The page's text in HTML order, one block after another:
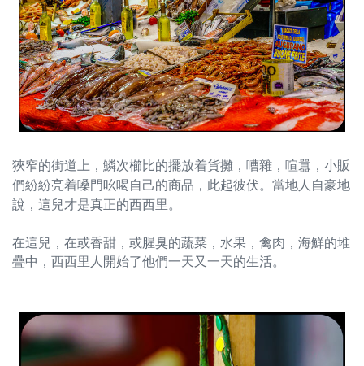
狹窄的街道上，鱗次櫛比的擺放着貨攤，嘈雜，喧囂，小販
們紛紛亮着嗓門吆喝自己的商品，此起彼伏。當地人自豪地
說，這兒才是真正的西西里。
在這兒，在或香甜，或腥臭的蔬菜，水果，禽肉，海鮮的堆
疊中，西西里人開始了他們一天又一天的生活。